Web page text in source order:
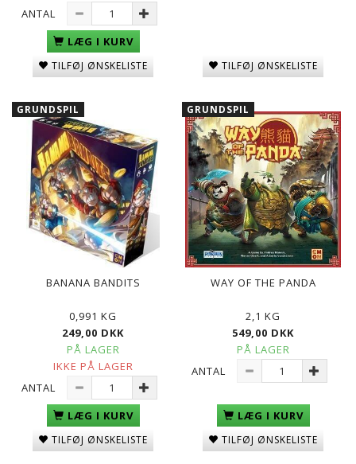
ANTAL
LÆG I KURV
TILFØJ ØNSKELISTE TILFØJ ØNSKELISTE
GRUNDSPIL
BANANA BANDITS
0,991 KG
249,00 DKK
PÅ LAGER
IKKE PÅ LAGER
ANTAL
LÆG I KURV
TILFØJ ØNSKELISTE
GRUNDSPIL
WAY OF THE PANDA
2,1 KG
549,00 DKK
PÅ LAGER
ANTAL
LÆG I KURV
TILFØJ ØNSKELISTE